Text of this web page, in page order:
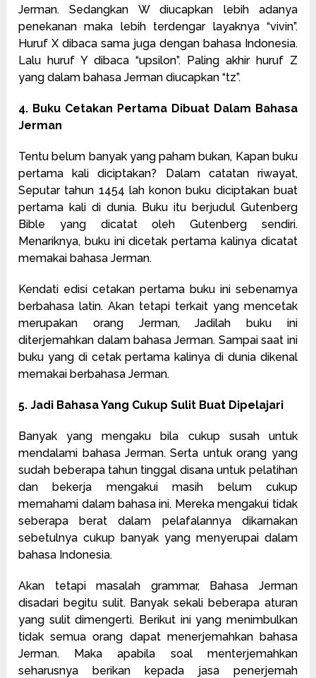
Jerman. Sedangkan W diucapkan lebih adanya
penekanan maka lebih terdengar layaknya “vivin”.
Huruf X dibaca sama juga dengan bahasa Indonesia.
Lalu huruf Y dibaca “upsilon”. Paling akhir huruf Z
yang dalam bahasa Jerman diucapkan “tz”.
4. Buku Cetakan Pertama Dibuat Dalam Bahasa
Jerman
Tentu belum banyak yang paham bukan, Kapan buku
pertama kali diciptakan? Dalam catatan riwayat,
Seputar tahun 1454 lah konon buku diciptakan buat
pertama kali di dunia. Buku itu berjudul Gutenberg
Bible yang dicatat oleh Gutenberg sendiri.
Menariknya, buku ini dicetak pertama kalinya dicatat
memakai bahasa Jerman.
Kendati edisi cetakan pertama buku ini sebenarnya
berbahasa latin. Akan tetapi terkait yang mencetak
merupakan orang Jerman, Jadilah buku ini
diterjemahkan dalam bahasa Jerman. Sampai saat ini
buku yang di cetak pertama kalinya di dunia dikenal
memakai berbahasa Jerman.
5. Jadi Bahasa Yang Cukup Sulit Buat Dipelajari
Banyak yang mengaku bila cukup susah untuk
mendalami bahasa Jerman. Serta untuk orang yang
sudah beberapa tahun tinggal disana untuk pelatihan
dan bekerja mengakui masih belum cukup
memahami dalam bahasa ini. Mereka mengakui tidak
seberapa berat dalam pelafalannya dikarnakan
sebetulnya cukup banyak yang menyerupai dalam
bahasa Indonesia.
Akan tetapi masalah grammar, Bahasa Jerman
disadari begitu sulit. Banyak sekali beberapa aturan
yang sulit dimengerti. Berikut ini yang menimbulkan
tidak semua orang dapat menerjemahkan bahasa
Jerman. Maka apabila soal menterjemahkan
seharusnya berikan kepada jasa penerjemah